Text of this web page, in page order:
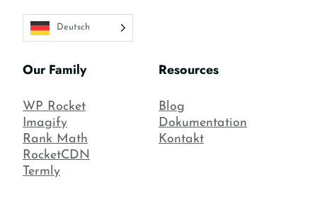
Deutsch
Our Family
WP Rocket
Imagify
Rank Math
RocketCDN
Termly
Resources
Blog
Dokumentation
Kontakt